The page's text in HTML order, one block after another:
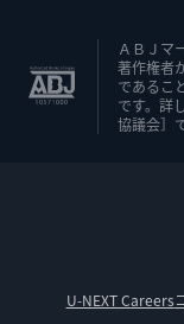
ＡＢＪマ
著作権者
であるこ
です。詳
協議会］
U-NEXT Careers